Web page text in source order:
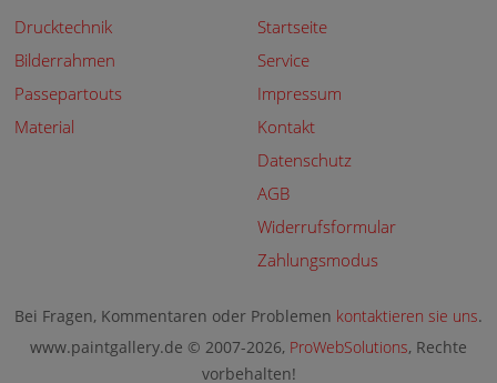
Drucktechnik
Bilderrahmen
Passepartouts
Material
Startseite
Service
Impressum
Kontakt
Datenschutz
AGB
Widerrufsformular
Zahlungsmodus
Bei Fragen, Kommentaren oder Problemen kontaktieren sie uns.
www.paintgallery.de © 2007-2026, ProWebSolutions, Rechte
vorbehalten!